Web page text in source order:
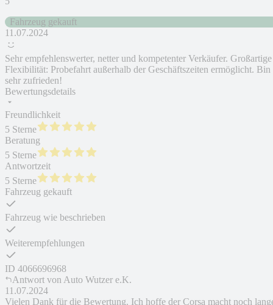
Fahrzeug gekauft
11.07.2024
Sehr empfehlenswerter, netter und kompetenter Verkäufer. Großartige
Flexibilität: Probefahrt außerhalb der Geschäftszeiten ermöglicht. Bin
sehr zufrieden!
Bewertungsdetails
Freundlichkeit
5 Sterne
Beratung
5 Sterne
Antwortzeit
5 Sterne
Fahrzeug gekauft
Fahrzeug wie beschrieben
Weiterempfehlungen
ID 4066696968
Antwort von Auto Wutzer e.K.
11.07.2024
Vielen Dank für die Bewertung. Ich hoffe der Corsa macht noch